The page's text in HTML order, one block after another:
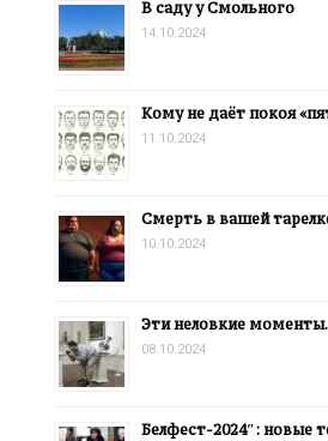
В саду у Смольного
14.10.2024
Кому не даёт покоя
11.10.2024
Смерть в вашей
10.10.2024
Эти неловкие
08.10.2024
Белфест-2024″: новые